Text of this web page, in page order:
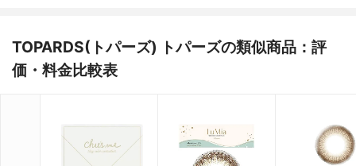
TOPARDS(トパーズ) トパーズの類似商品：評
価・料金比較表